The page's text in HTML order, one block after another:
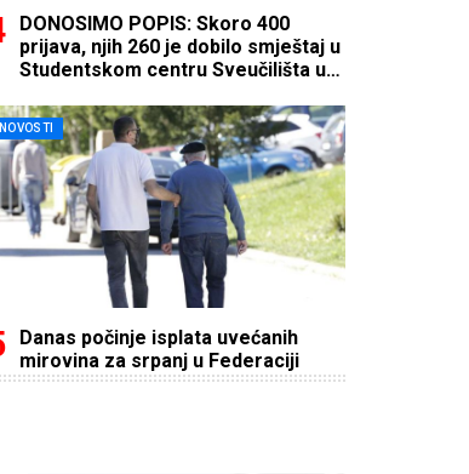
DONOSIMO POPIS: Skoro 400
prijava, njih 260 je dobilo smještaj u
Studentskom centru Sveučilišta u
NOVOSTI
Danas počinje isplata uvećanih
mirovina za srpanj u Federaciji